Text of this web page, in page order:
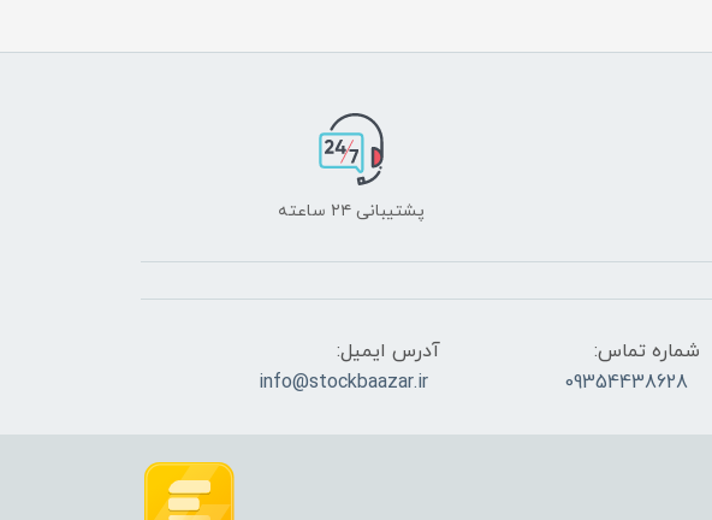
پشتیبانی ۲۴ ساعته
شماره تماس:
09354438628
آدرس ایمیل:
info@stockbaazar.ir